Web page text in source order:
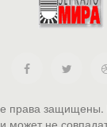
права защищены.
не